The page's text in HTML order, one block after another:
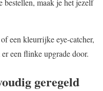
maak je het jezelf
een kleurrijke eye-catcher,
een flinke upgrade door.
geregeld